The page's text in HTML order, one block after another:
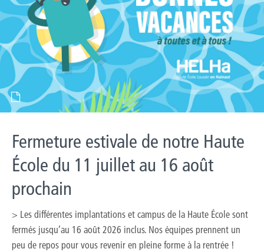
Fermeture estivale de notre Haute
École du 11 juillet au 16 août
prochain
> Les différentes implantations et campus de la Haute École sont
fermés jusqu’au 16 août 2026 inclus. Nos équipes prennent un
peu de repos pour vous revenir en pleine forme à la rentrée !